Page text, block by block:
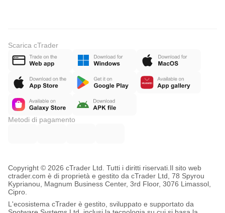
Scarica cTrader
Metodi di pagamento
Copyright © 2026 cTrader Ltd. Tutti i diritti riservati. Il sito web
ctrader.com è di proprietà e gestito da cTrader Ltd, 78 Spyrou
Kyprianou, Magnum Business Center, 3rd Floor, 3076 Limassol,
Cipro.
L'ecosistema cTrader è gestito, sviluppato e supportato da